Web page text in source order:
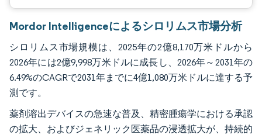
Mordor Intelligenceによるシロリムス市場分析
シロリムス市場規模は、2025年の2億8,170万米ドルから
2026年には2億9,998万米ドルに成長し、2026年～2031年の
6.49%のCAGRで2031年までに4億1,080万米ドルに達する予
測です。
薬剤溶出デバイスの急速な普及、精密腫瘍学における承認
の拡大、およびジェネリック医薬品の浸透拡大が、持続的